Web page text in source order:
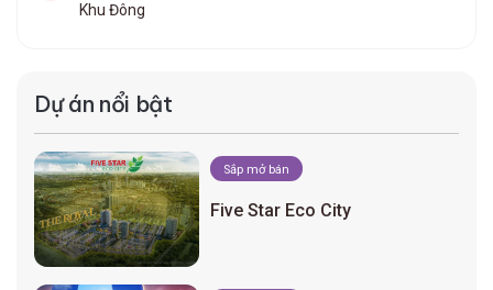
Khu Đông
Dự án nổi bật
Sắp mở bán
Five Star Eco City